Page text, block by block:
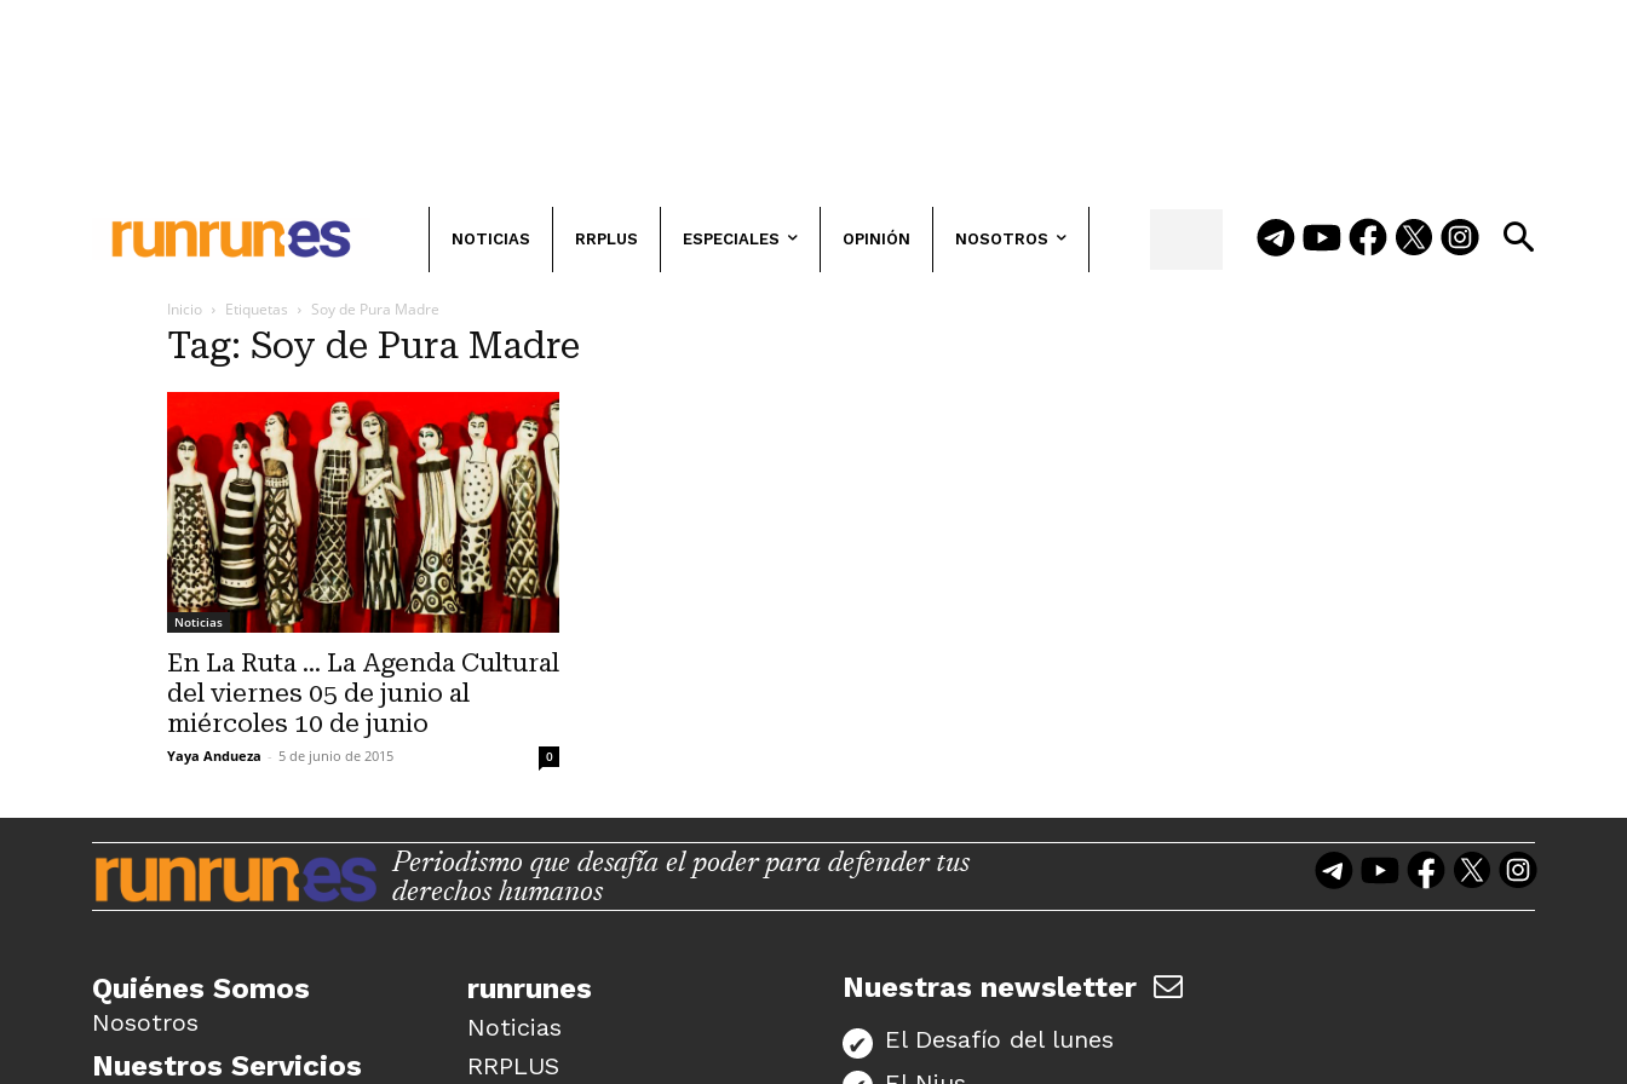
NOTICIAS RRPLUS ESPECIALES OPINIÓN NOSOTROS
Inicio Etiquetas Soy de Pura Madre
Tag: Soy de Pura Madre
Noticias
En La Ruta … La Agenda Cultural
del viernes 05 de junio al
miércoles 10 de junio
Yaya Andueza - 5 de junio de 2015 0
Periodismo que desafía el poder para defender tus
derechos humanos
Quiénes Somos
Nosotros
Nuestros Servicios
runrunes
Noticias
RRPLUS
Nuestras newsletter
El Desafío del lunes